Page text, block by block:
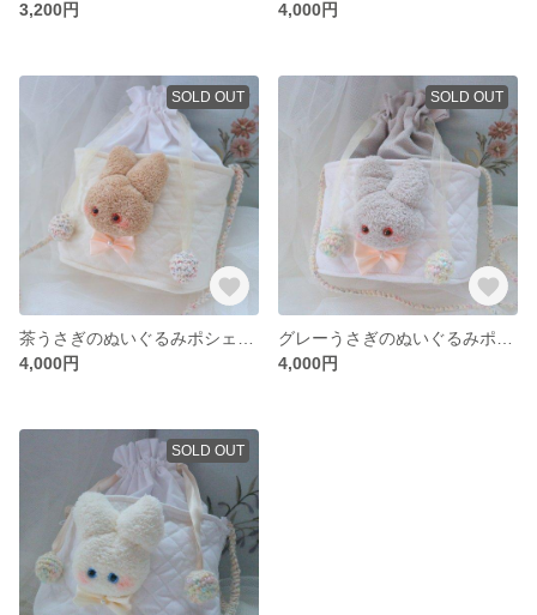
3,200円 4,000円
SOLD OUT
4,000円
SOLD OUT
4,000円
SOLD OUT